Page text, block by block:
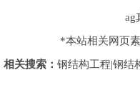
物流运输- 行
ag
*本站相关网页
相关搜索： 钢结构工程|钢结